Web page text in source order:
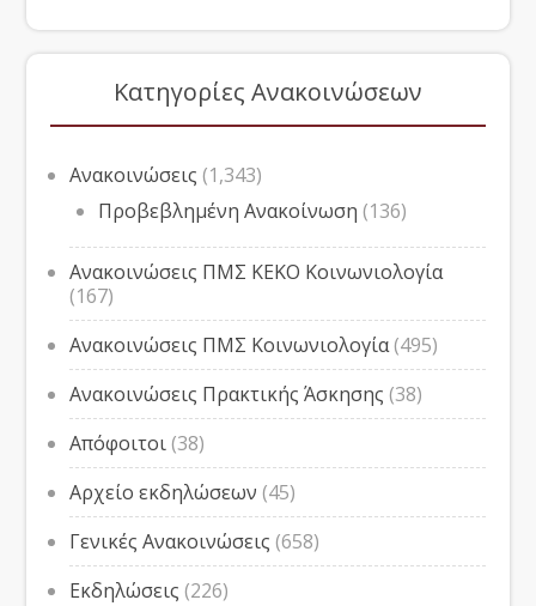
Κατηγορίες Ανακοινώσεων
Ανακοινώσεις (1,343)
Προβεβλημένη Ανακοίνωση (136)
Ανακοινώσεις ΠΜΣ ΚΕΚΟ Κοινωνιολογία
(167)
Ανακοινώσεις ΠΜΣ Κοινωνιολογία(495)
Ανακοινώσεις Πρακτικής Άσκησης (38)
Απόφοιτοι(38)
Αρχείο εκδηλώσεων (45)
Γενικές Ανακοινώσεις (658)
Εκδηλώσεις (226)